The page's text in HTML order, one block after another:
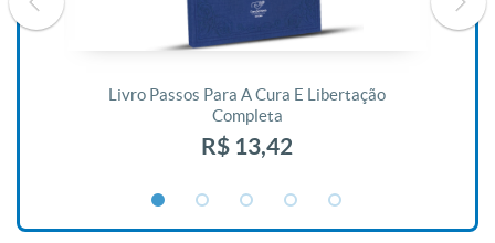
Livro Passos Para A Cura E Libertação
Completa
R$ 13,42